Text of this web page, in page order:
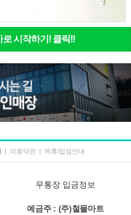
로 시작하기! 클릭!!
| 이용약관 | 제휴/입점안내
무통장 입금정보
예금주 : (주)철물마트